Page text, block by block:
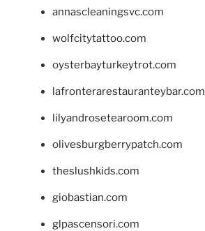
annascleaningsvc.com
wolfcitytattoo.com
oysterbayturkeytrot.com
lafronterarestauranteybar.com
lilyandrosetearoom.com
olivesburgberrypatch.com
theslushkids.com
giobastian.com
glpascensori.com